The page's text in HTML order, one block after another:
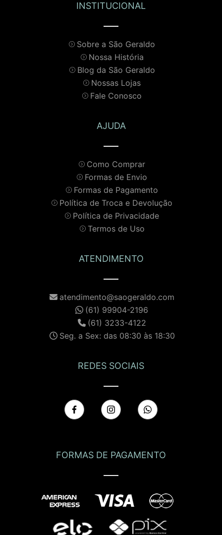
INSTITUCIONAL
Sobre a São Geraldo
Nossa História
Blog da São Geraldo
Nossas Lojas
Fale Conosco
AJUDA
Como Comprar
Formas de Envio
Formas de Pagamento
Política de Troca e Devolução
Política de Privacidade
Termos de Uso
ATENDIMENTO
atendimento@saogeraldo.com
(61) 99904-2196
(61) 3233-4122
Seg. a Sex: das 08:30 às 18:30
REDES SOCIAIS
FORMAS DE PAGAMENTO